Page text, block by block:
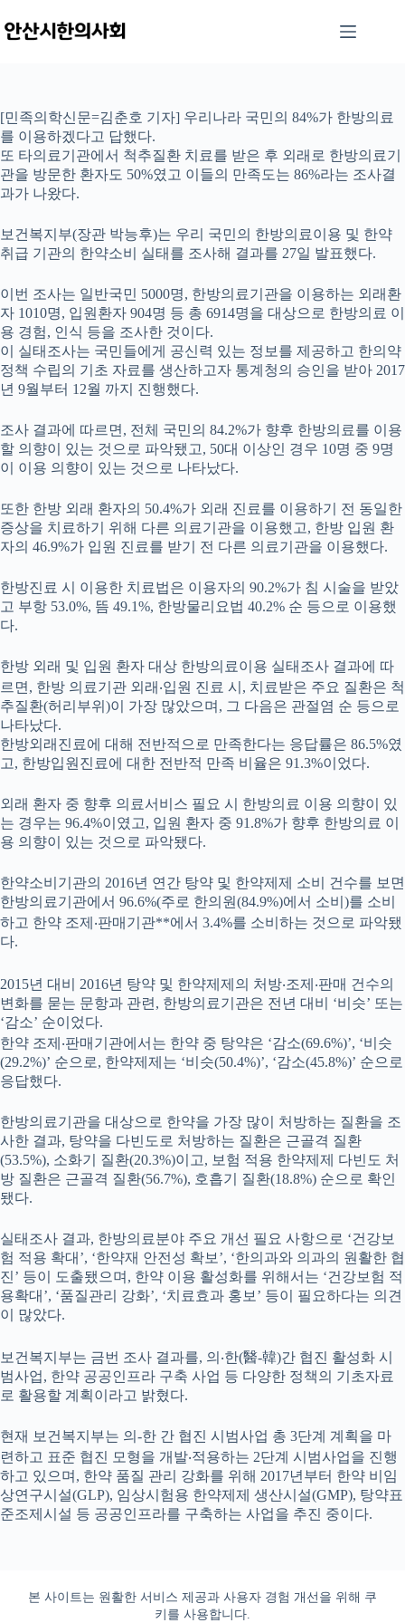
문
으
뛰
기
본 사이트는 원활한 서비스 제공과 사용자 경험 개선을 위해 쿠
키를 사용합니다.
[민족의학신문=김춘호 기자] 우리나라 국민의 84%가 한방의료
를 이용하겠다고 답했다.
또 타의료기관에서 척추질환 치료를 받은 후 외래로 한방의료기
관을 방문한 환자도 50%였고 이들의 만족도는 86%라는 조사결
과가 나왔다.
보건복지부(장관 박능후)는 우리 국민의 한방의료이용 및 한약
취급 기관의 한약소비 실태를 조사해 결과를 27일 발표했다.
이번 조사는 일반국민 5000명, 한방의료기관을 이용하는 외래환
자 1010명, 입원환자 904명 등 총 6914명을 대상으로 한방의료 이
용 경험, 인식 등을 조사한 것이다.
이 실태조사는 국민들에게 공신력 있는 정보를 제공하고 한의약
정책 수립의 기초 자료를 생산하고자 통계청의 승인을 받아 2017
년 9월부터 12월 까지 진행했다.
조사 결과에 따르면, 전체 국민의 84.2%가 향후 한방의료를 이용
할 의향이 있는 것으로 파악됐고, 50대 이상인 경우 10명 중 9명
이 이용 의향이 있는 것으로 나타났다.
또한 한방 외래 환자의 50.4%가 외래 진료를 이용하기 전 동일한
증상을 치료하기 위해 다른 의료기관을 이용했고, 한방 입원 환
자의 46.9%가 입원 진료를 받기 전 다른 의료기관을 이용했다.
한방진료 시 이용한 치료법은 이용자의 90.2%가 침 시술을 받았
고 부항 53.0%, 뜸 49.1%, 한방물리요법 40.2% 순 등으로 이용했
다.
한방 외래 및 입원 환자 대상 한방의료이용 실태조사 결과에 따
르면, 한방 의료기관 외래‧입원 진료 시, 치료받은 주요 질환은 척
추질환(허리부위)이 가장 많았으며, 그 다음은 관절염 순 등으로
나타났다.
한방외래진료에 대해 전반적으로 만족한다는 응답률은 86.5%였
고, 한방입원진료에 대한 전반적 만족 비율은 91.3%이었다.
외래 환자 중 향후 의료서비스 필요 시 한방의료 이용 의향이 있
는 경우는 96.4%이였고, 입원 환자 중 91.8%가 향후 한방의료 이
용 의향이 있는 것으로 파악됐다.
한약소비기관의 2016년 연간 탕약 및 한약제제 소비 건수를 보면
한방의료기관에서 96.6%(주로 한의원(84.9%)에서 소비)를 소비
하고 한약 조제‧판매기관**에서 3.4%를 소비하는 것으로 파악됐
다.
2015년 대비 2016년 탕약 및 한약제제의 처방‧조제‧판매 건수의
변화를 묻는 문항과 관련, 한방의료기관은 전년 대비 ‘비슷’ 또는
‘감소’ 순이었다.
한약 조제‧판매기관에서는 한약 중 탕약은 ‘감소(69.6%)’, ‘비슷
(29.2%)’ 순으로, 한약제제는 ‘비슷(50.4%)’, ‘감소(45.8%)’ 순으로
응답했다.
한방의료기관을 대상으로 한약을 가장 많이 처방하는 질환을 조
사한 결과, 탕약을 다빈도로 처방하는 질환은 근골격 질환
(53.5%), 소화기 질환(20.3%)이고, 보험 적용 한약제제 다빈도 처
방 질환은 근골격 질환(56.7%), 호흡기 질환(18.8%) 순으로 확인
됐다.
실태조사 결과, 한방의료분야 주요 개선 필요 사항으로 ‘건강보
험 적용 확대’, ‘한약재 안전성 확보’, ‘한의과와 의과의 원활한 협
진’ 등이 도출됐으며, 한약 이용 활성화를 위해서는 ‘건강보험 적
용확대’, ‘품질관리 강화’, ‘치료효과 홍보’ 등이 필요하다는 의견
이 많았다.
보건복지부는 금번 조사 결과를, 의‧한(醫-韓)간 협진 활성화 시
범사업, 한약 공공인프라 구축 사업 등 다양한 정책의 기초자료
로 활용할 계획이라고 밝혔다.
현재 보건복지부는 의-한 간 협진 시범사업 총 3단계 계획을 마
련하고 표준 협진 모형을 개발‧적용하는 2단계 시범사업을 진행
하고 있으며, 한약 품질 관리 강화를 위해 2017년부터 한약 비임
상연구시설(GLP), 임상시험용 한약제제 생산시설(GMP), 탕약표
준조제시설 등 공공인프라를 구축하는 사업을 추진 중이다.